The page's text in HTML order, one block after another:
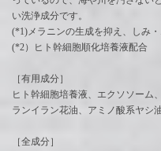
い洗浄成分です。
(*1)メラニンの生成を抑え、しみ
(*2）ヒト幹細胞順化培養液配合
［有用成分］
ヒト幹細胞培養液、エクソソーム
ランイラン花油、アミノ酸系ヤシ
［全成分］